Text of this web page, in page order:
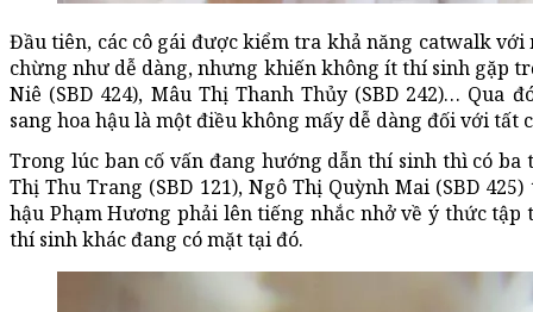
Đầu tiên, các cô gái được kiểm tra khả năng catwalk
chừng như dễ dàng, nhưng khiến không ít thí sinh gặp
Niê (SBD 424), Mâu Thị Thanh Thủy (SBD 242)… Qua
sang hoa hậu là một điều không mấy dễ dàng đối với tất
Trong lúc ban cố vấn đang hướng dẫn thí sinh thì có ba
Thị Thu Trang (SBD 121), Ngô Thị Quỳnh Mai (SBD
hậu Phạm Hương phải lên tiếng nhắc nhở về ý thức tập
thí sinh khác đang có mặt tại đó.